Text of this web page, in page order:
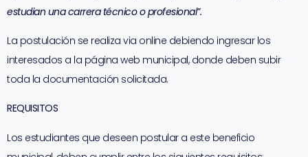
estudian una carrera técnico o profesional”.
La postulación se realiza via online debiendo ingresar los
interesados a la página web municipal, donde deben subir
toda la documentación solicitada.
REQUISITOS
Los estudiantes que deseen postular a este beneficio